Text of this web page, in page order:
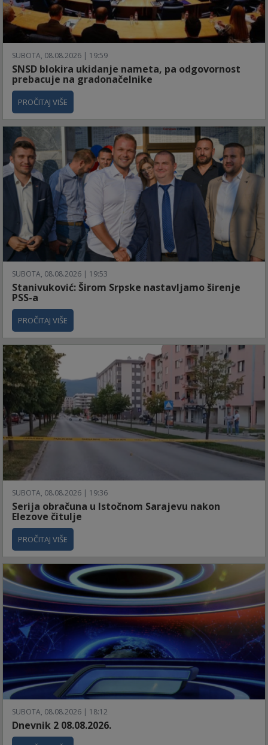
SUBOTA, 08.08.2026 | 19:59
SNSD blokira ukidanje nameta, pa odgovornost
prebacuje na gradonačelnike
PROČITAJ VIŠE
SUBOTA, 08.08.2026 | 19:53
Stanivuković: Širom Srpske nastavljamo širenje
PSS-a
PROČITAJ VIŠE
SUBOTA, 08.08.2026 | 19:36
Serija obračuna u Istočnom Sarajevu nakon
Elezove čitulje
PROČITAJ VIŠE
SUBOTA, 08.08.2026 | 18:12
Dnevnik 2 08.08.2026.